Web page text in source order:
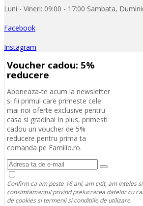
Luni - Vineri: 09:00 - 17:00 Sambata,
Facebook
Instagram
Voucher cadou: 5%
reducere
Aboneaza-te acum la newsletter
si fii primul care primeste cele
mai noi oferte exclusive pentru
casa si gradina! In plus, primesti
cadou un voucher de 5%
reducere pentru prima ta
comanda pe Familio.ro.
Confirm ca am peste 16 ani, am citit, am inteles
consimtamantul privind prelucrarea datelor cu
de cookies si termenii si conditiile de utilizare.